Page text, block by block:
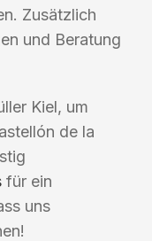
Zusätzlich
und Beratung
Kiel, um
de la
für ein
uns